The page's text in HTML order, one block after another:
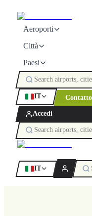
Aeroporti
Città
Paesi
IT Contatto
Accedi
IT